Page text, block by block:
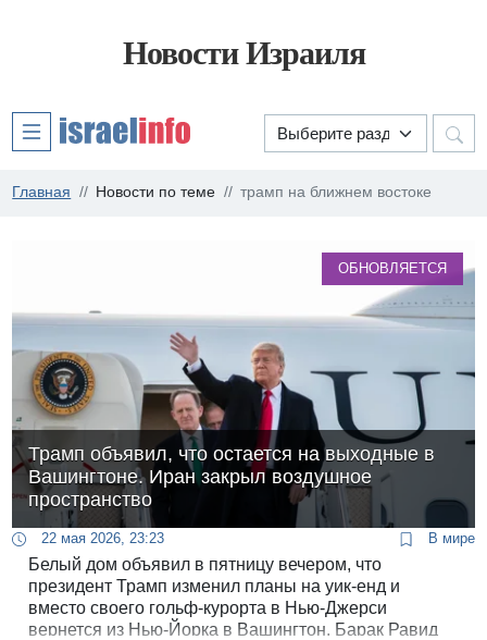
Новости Израиля
Главная Новости по теме трамп на ближнем востоке
ОБНОВЛЯЕТСЯ
Трамп объявил, что остается на выходные в
Вашингтоне. Иран закрыл воздушное
пространство
22 мая 2026, 23:23 В мире
Белый дом объявил в пятницу вечером, что
президент Трамп изменил планы на уик-енд и
вместо своего гольф-курорта в Нью-Джерси
вернется из Нью-Йорка в Вашингтон. Барак Равид